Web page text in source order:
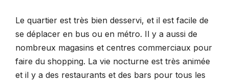
Le quartier est très bien desservi, et il est facile de
se déplacer en bus ou en métro. Il y a aussi de
nombreux magasins et centres commerciaux pour
faire du shopping. La vie nocturne est très animée
et il y a des restaurants et des bars pour tous les